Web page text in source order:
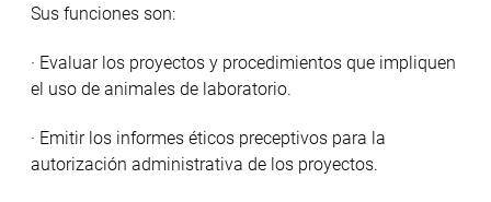
Sus funciones son:
· Evaluar los proyectos y procedimientos que impliquen
el uso de animales de laboratorio.
· Emitir los informes éticos preceptivos para la
autorización administrativa de los proyectos.